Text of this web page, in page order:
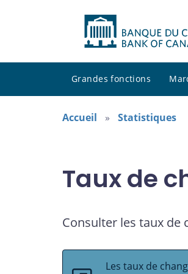
Grandes fonctions
Accueil Statistiques
Taux de
Consulter les taux de
Les taux de